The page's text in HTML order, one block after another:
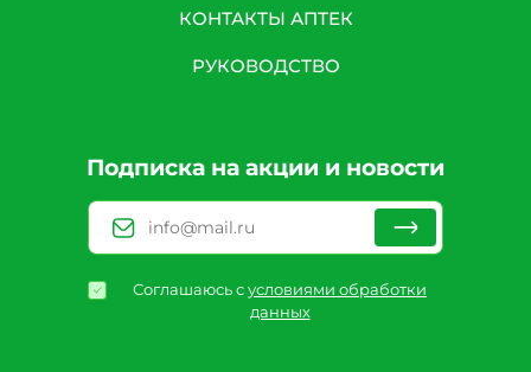
КОНТАКТЫ АПТЕК
РУКОВОДСТВО
Подписка на акции и новости
Соглашаюсь сусловиями обработки
данных